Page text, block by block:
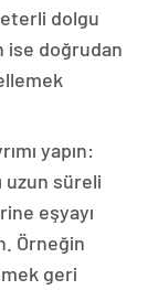
dolgu
ise doğrudan
yapın:
uzun süreli
eşyayı
Örneğin
geri